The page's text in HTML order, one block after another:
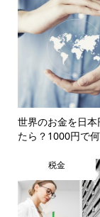
世界のお金を日
たら？1000円で
税金